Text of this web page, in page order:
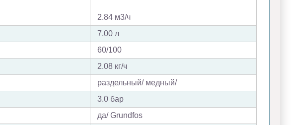
2.84 м3/ч
7.00 л
60/100
2.08 кг/ч
раздельный/ медный/
3.0 бар
да/ Grundfos